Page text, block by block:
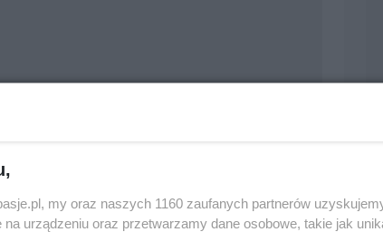
my oraz naszych 1160 zaufanych partnerów
urządzeniu oraz przetwarzamy dane osobowe, takie jak